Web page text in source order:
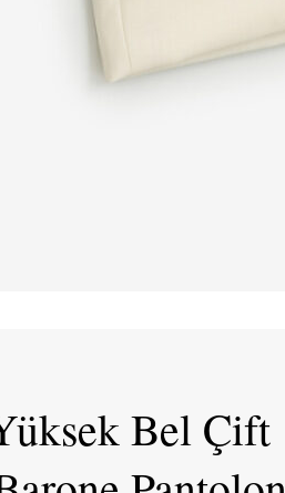
Bel Çift